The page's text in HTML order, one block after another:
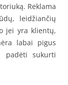
Reklama
leidžiančių
jei yra klientų,
labai pigus
padėti sukurti